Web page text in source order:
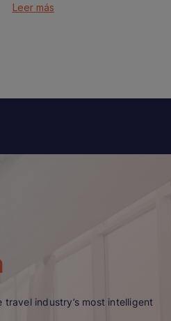
Leer más
industry’s most intelligent